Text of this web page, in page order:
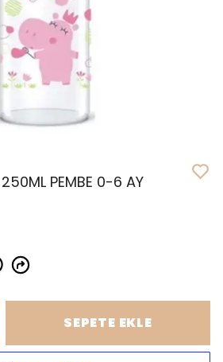
250ML PEMBE 0-6 AY
SEPETE EKLE